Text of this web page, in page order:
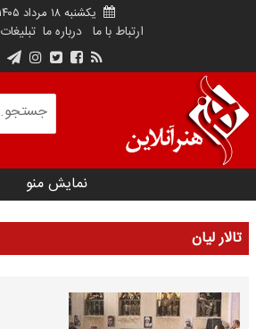
یکشنبه ۱۸ مرداد ۱۴۰۵
ارتباط با ما درباره ما تبلیغات
نمایش منو
تالار لیان